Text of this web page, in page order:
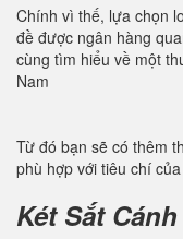
Chính vì thế, lựa chọn
đề được ngân hàng
cùng tìm hiểu về một
Nam
Từ đó bạn sẽ có thêm
phù hợp với tiêu chí
Két Sắt